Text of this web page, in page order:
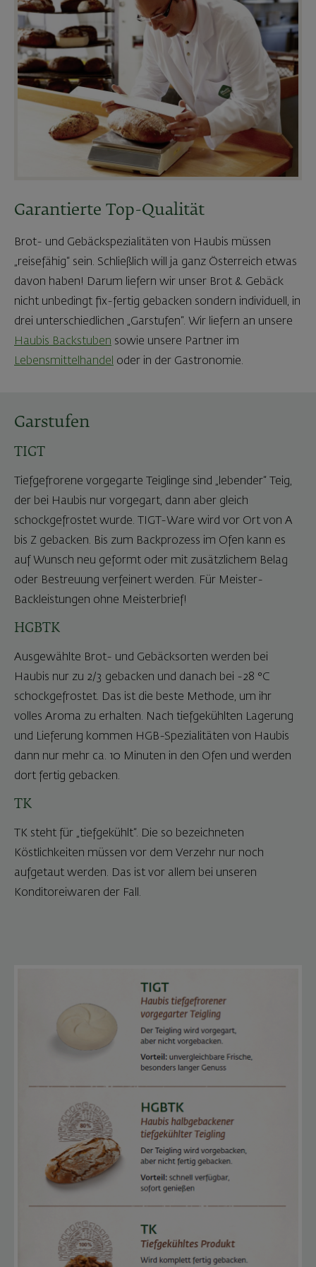
Garantierte Top-Qualität
Brot- und Gebäckspezialitäten von Haubis müssen
„reisefähig“ sein. Schließlich will ja ganz Österreich etwas
davon haben! Darum liefern wir unser Brot & Gebäck
nicht unbedingt fix-fertig gebacken sondern individuell, in
drei unterschiedlichen „Garstufen“. Wir liefern an unsere
Haubis Backstuben sowie unsere Partner im
Lebensmittelhandel oder in der Gastronomie.
Garstufen
TIGT
Tiefgefrorene vorgegarte Teiglinge sind „lebender“ Teig,
der bei Haubis nur vorgegart, dann aber gleich
schockgefrostet wurde. TIGT-Ware wird vor Ort von A
bis Z gebacken. Bis zum Backprozess im Ofen kann es
auf Wunsch neu geformt oder mit zusätzlichem Belag
oder Bestreuung verfeinert werden. Für Meister-
Backleistungen ohne Meisterbrief!
HGBTK
Ausgewählte Brot- und Gebäcksorten werden bei
Haubis nur zu 2/3 gebacken und danach bei -28 °C
schockgefrostet. Das ist die beste Methode, um ihr
volles Aroma zu erhalten. Nach tiefgekühlten Lagerung
und Lieferung kommen HGB-Spezialitäten von Haubis
dann nur mehr ca. 10 Minuten in den Ofen und werden
dort fertig gebacken.
TK
TK steht für „tiefgekühlt“. Die so bezeichneten
Köstlichkeiten müssen vor dem Verzehr nur noch
aufgetaut werden. Das ist vor allem bei unseren
Konditoreiwaren der Fall.